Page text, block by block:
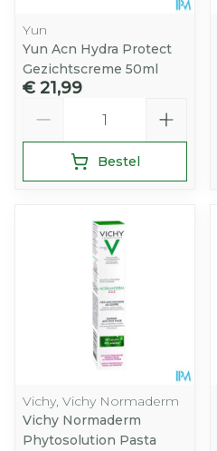
Yun
Yun Acn Hydra Protect
Gezichtscreme 50ml
€ 21,99
Bestel
Vichy, Vichy Normaderm
Vichy Normaderm
Phytosolution Pasta